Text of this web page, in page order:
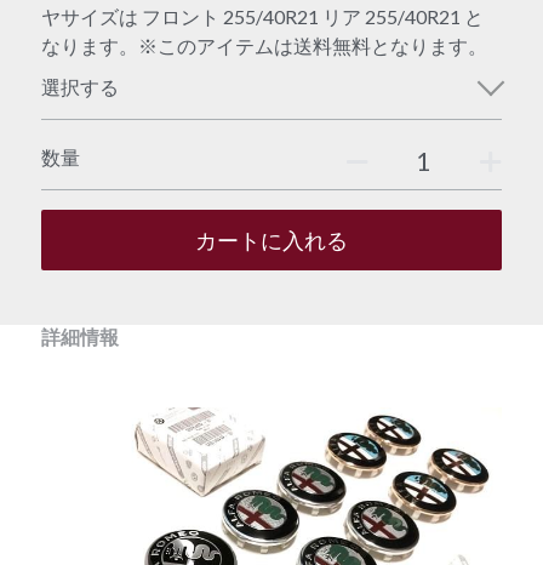
ヤサイズは フロント 255/40R21 リア 255/40R21 と
なります。※このアイテムは送料無料となります。
選択する
数量
カートに入れる
詳細情報